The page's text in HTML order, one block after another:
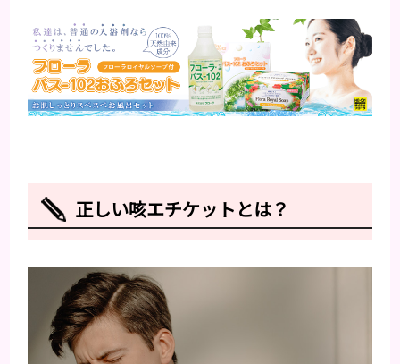
正しい咳エチケットとは？